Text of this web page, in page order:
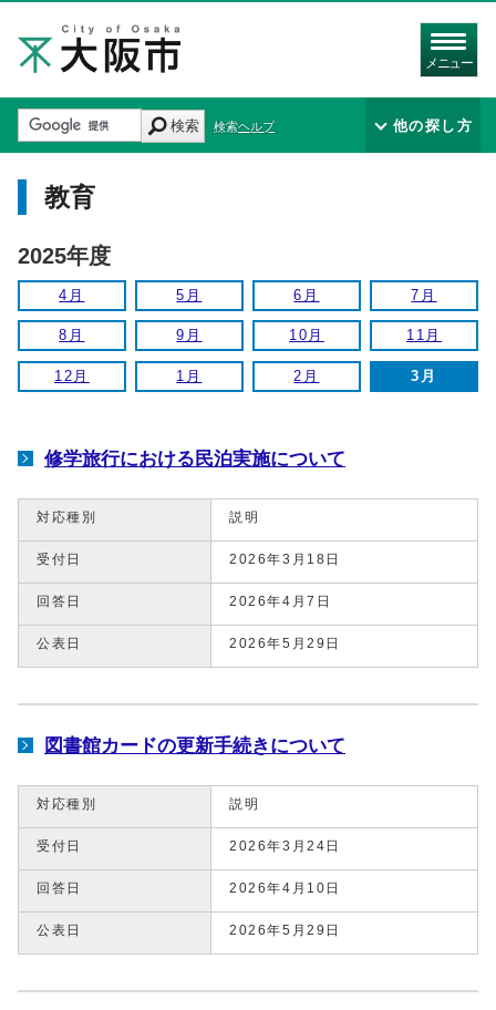
メニュー
検索 検索ヘルプ 他の探し方
教育
2025年度
4月 5月 6月 7月
8月 9月 10月 11月
12月 1月 2月 3月
修学旅行における民泊実施について
対応種別 説明
受付日 2026年3月18日
回答日 2026年4月7日
公表日 2026年5月29日
図書館カードの更新手続きについて
対応種別 説明
受付日 2026年3月24日
回答日 2026年4月10日
公表日 2026年5月29日